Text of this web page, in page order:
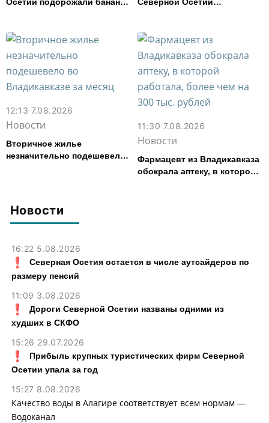
Новости
16:22 5.08.2026
Северная Осетия остается в числе аутсайдеров по
размеру пенсий
11:09 3.08.2026
Дороги Северной Осетии названы одними из
худших в СКФО
15:26 29.07.2026
Прибыль крупных туристических фирм Северной
Осетии упала за год
15:27 8.08.2026
Качество воды в Алагире соответствует всем нормам —
Водоканал
картофель
смыслов»
12:13 7.08.2026
Новости
Вторичное жилье
незначительно подешевело
11:30 7.08.2026
Новости
Фармацевт из Владикавказа
обокрала аптеку, в которой